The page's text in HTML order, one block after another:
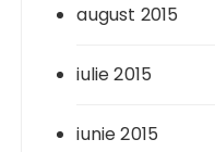
august 2015
iulie 2015
iunie 2015